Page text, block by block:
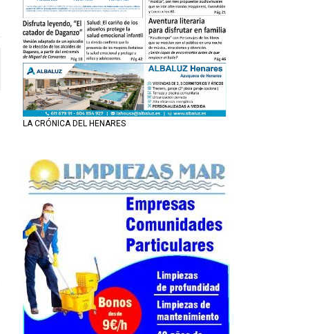
LA CRÓNICA DEL HENARES